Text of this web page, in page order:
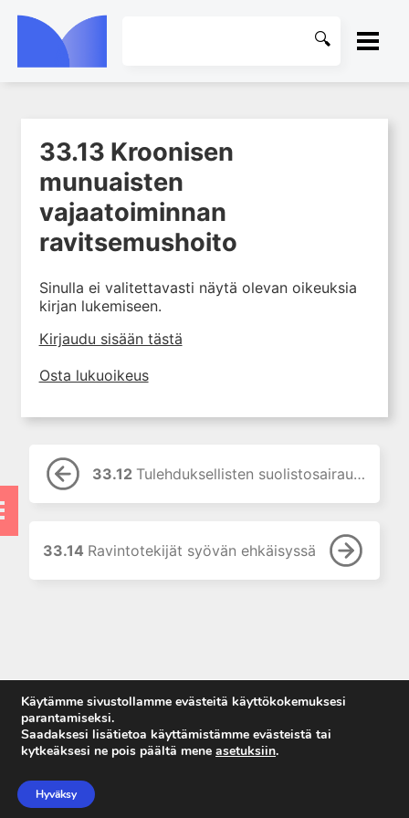
KIRJAUDU SISÄÄN
1. Ensihoito
2. Sydän- ja verisuonitaudit
3. Keuhkosairaudet
4. Nefrologia
6. Reumasairaudet
7. Fysiatria
8. Neurologia
9. Neurokirurgia
12. Korva-, nenä- ja
kurkkutaudit
13. Ruoansulatuselinten
14. Endokrinologia
19. Naistentaudit, raskaus ja
synnytys
20. Perinnölliset sairaudet
21. Lastentaudit
22. Lastenneuvola ja
kouluterveydenhuolto
33.13 Kroonisen
munuaisten
vajaatoiminnan
ravitsemushoito
Sinulla ei valitettavasti näytä olevan oikeuksia
kirjan lukemiseen.
Kirjaudu sisään tästä
Osta lukuoikeus
33.12 Tulehduksellisten suolistosairauksien (IBD) ravitsemushoito
33.14 Ravintotekijät syövän ehkäisyssä
Tietosuojaseloste
Käyttöehdot
Käytämme sivustollamme evästeitä käyttökokemuksesi
parantamiseksi.
Saadaksesi lisätietoa käyttämistämme evästeistä tai
kytkeäksesi ne pois päältä mene asetuksiin.
Hyväksy